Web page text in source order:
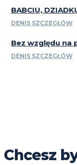
BABCIU,
DENIS SZCZEGŁÓW
Bez względu na
DENIS SZCZEGŁÓW
Chcesz